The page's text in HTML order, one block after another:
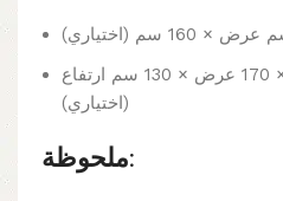
الأبعاد: 210 سم طول × 170 عرض × 130 سم ارتفاع
(اختياري)
ملحوظة: